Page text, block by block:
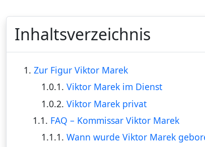
Inhaltsverzeichnis
1. Zur Figur Viktor Marek
1.0.1.Viktor Marek im Dienst
1.0.2.Viktor Marek privat
1.1. FAQ – Kommissar Viktor Marek
1.1.1.Wann wurde Viktor Marek